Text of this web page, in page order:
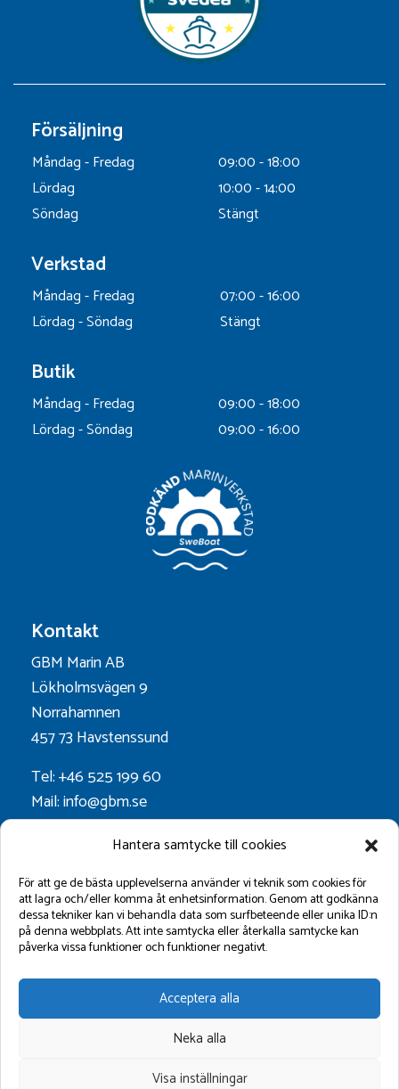
Hantera samtycke till cookies
För att ge de bästa upplevelserna använder vi teknik som cookies för
att lagra och/eller komma åt enhetsinformation. Genom att godkänna
dessa tekniker kan vi behandla data som surfbeteende eller unika ID:n
på denna webbplats. Att inte samtycka eller återkalla samtycke kan
påverka vissa funktioner och funktioner negativt.
Acceptera alla
Neka alla
Visa inställningar
Försäljning
Måndag - Fredag
09:00 - 18:00
Lördag
10:00 - 14:00
Söndag
Stängt
Verkstad
Måndag - Fredag
07:00 - 16:00
Lördag - Söndag
Stängt
Butik
Måndag - Fredag
09:00 - 18:00
Lördag - Söndag
09:00 - 16:00
Kontakt
GBM Marin AB
Lökholmsvägen 9
Norrahamnen
457 73 Havstenssund
Tel: +46 525 199 60
Mail: info@gbm.se
Org.nr. 556052-0628
Följ oss på: